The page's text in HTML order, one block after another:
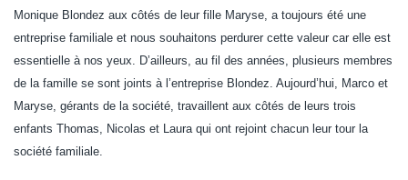
Monique Blondez aux côtés de leur fille Maryse, a toujours été une
entreprise familiale et nous souhaitons perdurer cette valeur car elle est
essentielle à nos yeux. D’ailleurs, au fil des années, plusieurs membres
de la famille se sont joints à l’entreprise Blondez. Aujourd’hui, Marco et
Maryse, gérants de la société, travaillent aux côtés de leurs trois
enfants Thomas, Nicolas et Laura qui ont rejoint chacun leur tour la
société familiale.